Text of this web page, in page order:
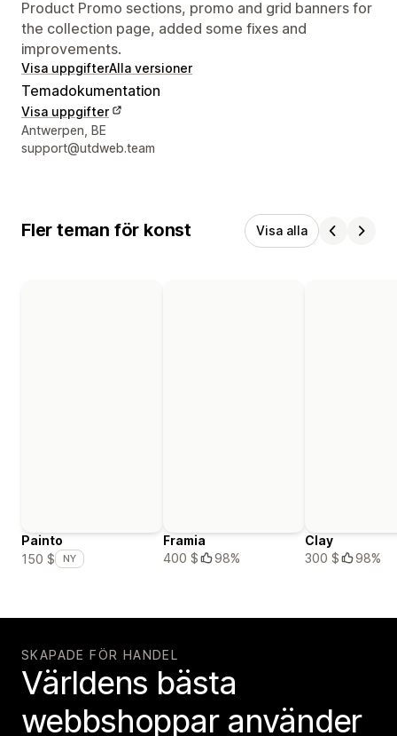
Product Promo sections, promo and grid banners for
the collection page, added some fixes and
improvements.
Visa uppgifterAlla versioner
Temadokumentation
Visa uppgifter
Designerns kontaktuppgifter
Antwerpen, BE
support@utdweb.team
Fler teman för konst Visa alla
Painto
150 $
NY
Framia
400 $
98%
Clay
300 $
98%
SKAPADE FÖR HANDEL
Världens bästa
webbshoppar använder